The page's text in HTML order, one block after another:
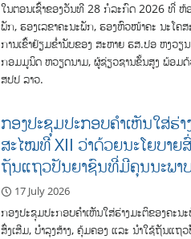
ໃນຕອນເຊົ້າຂອງວັນທີ 28 ກໍລະກົດ 2026 ທີ່ ຫ້
ພັກ, ຮອງເລຂາຄະນະພັກ, ຮອງຫົວໜ້າຄະ ນະໂ
ການເຂົ້າຢ້ຽມຂໍ່ານັບຂອງ ສະຫາຍ ຮສ.ປອ ຫງວ
ກອມມູນິດ ຫວຽດນາມ, ຜູ້ຊ່ຽວຊານຂັ້ນສູງ ພ້ອມດ້
ສປປ ລາວ.
ກອງປະຊຸມ​ປະກອບຄໍາເຫັນໃສ່ຮ່
ສະໄໝທີ XII ວ່າດ້ວຍນະໂຍບາຍ
ຖັນແຖວປັນຍາຊົນທີ່ມີຄຸນນະພາ
17 July 2026
ກອງປະຊຸມ​ປະກອບຄໍາເຫັນໃສ່ຮ່າງມະຕິຂອງຄະ
ສົ່ງເສີມ, ບໍາລຸງສ້າງ, ຄຸ້ມຄອງ ແລະ ນໍາໃຊ້ຖັນແ